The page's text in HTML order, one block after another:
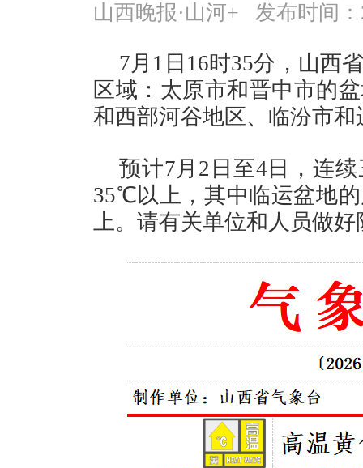
山西晚报·山河+ 发布时间：
7月1日16时35分，山西
区域：太原市和晋中市的
和西部河谷地区、临汾市
预计7月2日至4日，连
35℃以上，其中临运盆地
上。请有关单位和人员做好